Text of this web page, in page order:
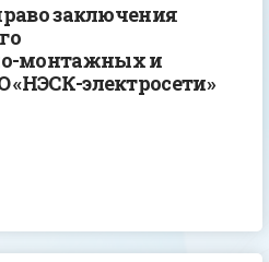
заключения
монтажных и
электросети»